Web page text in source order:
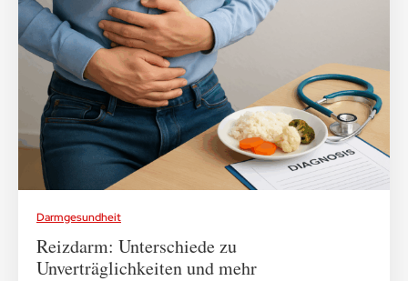
Darmgesundheit
Reizdarm: Unterschiede zu
Unverträglichkeiten und mehr